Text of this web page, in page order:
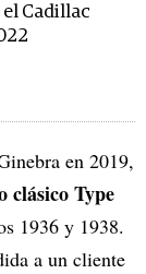
el Cadillac
en 2019,
clásico Type
1936 y 1938.
a un cliente